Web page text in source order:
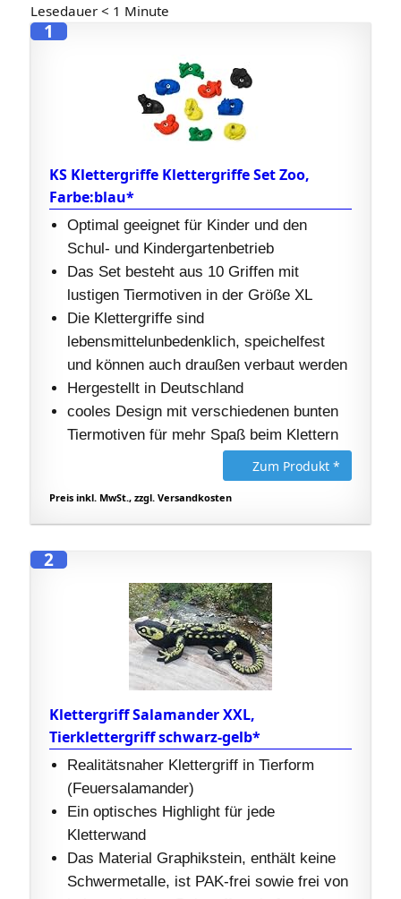
Lesedauer < 1 Minute
1
KS Klettergriffe Klettergriffe Set Zoo,
Farbe:blau*
Optimal geeignet für Kinder und den
Schul- und Kindergartenbetrieb
Das Set besteht aus 10 Griffen mit
lustigen Tiermotiven in der Größe XL
Die Klettergriffe sind
lebensmittelunbedenklich, speichelfest
und können auch draußen verbaut werden
Hergestellt in Deutschland
cooles Design mit verschiedenen bunten
Tiermotiven für mehr Spaß beim Klettern
Zum Produkt *
Preis inkl. MwSt., zzgl. Versandkosten
2
Klettergriff Salamander XXL,
Tierklettergriff schwarz-gelb*
Realitätsnaher Klettergriff in Tierform
(Feuersalamander)
Ein optisches Highlight für jede
Kletterwand
Das Material Graphikstein, enthält keine
Schwermetalle, ist PAK-frei sowie frei von